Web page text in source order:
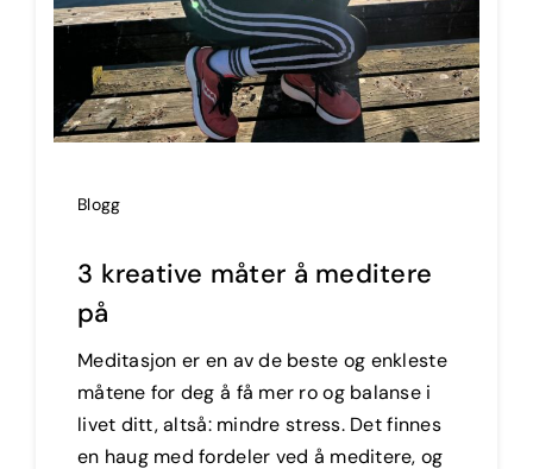
Blogg
3 kreative måter å meditere
på
Meditasjon er en av de beste og enkleste
måtene for deg å få mer ro og balanse i
livet ditt, altså: mindre stress. Det finnes
en haug med fordeler ved å meditere, og